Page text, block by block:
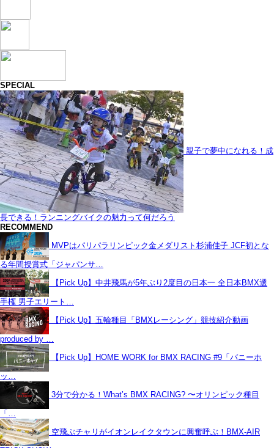
SPECIAL
親子で夢中になれる！成
長できる！ランニングバイクの魅力って何だろう
RECOMMEND
MVPはパリパラリンピック金メダリスト杉浦佳子 JCF初とな
る年間授賞式「ジャパンサ…
【Pick Up】中井飛馬が5年ぶり2度目の日本一 全日本BMX選
手権 男子エリート…
【Pick Up】五輪種目「BMXレーシング」競技紹介動画
produced by …
【Pick Up】HOME WORK for BMX RACING #9「バニーホ
ッ…
3分で分かる！What’s BMX RACING? 〜オリンピック種目
「…
空飛ぶチャリがイオンレイクタウンに興奮呼ぶ！BMX-AIR